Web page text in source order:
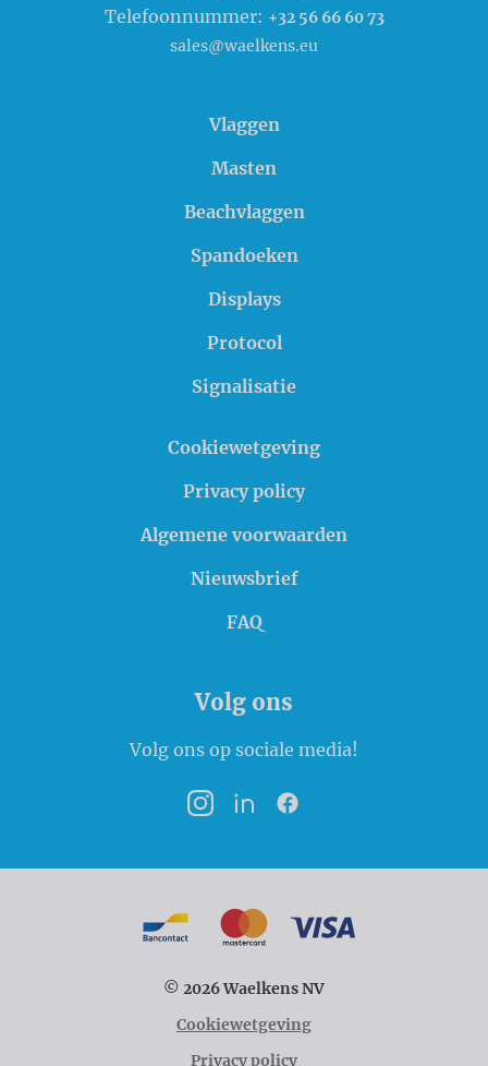
Telefoonnummer: +32 56 66 60 73
sales@waelkens.eu
Vlaggen
Masten
Beachvlaggen
Spandoeken
Displays
Protocol
Signalisatie
Cookiewetgeving
Privacy policy
Algemene voorwaarden
Nieuwsbrief
FAQ
Volg ons
Volg ons op sociale media!
InstagramLinkedInFacebook
© 2026 Waelkens NV
Cookiewetgeving
Privacy policy
Betaalmogelijkheden
BancontactMasterCard
VISA